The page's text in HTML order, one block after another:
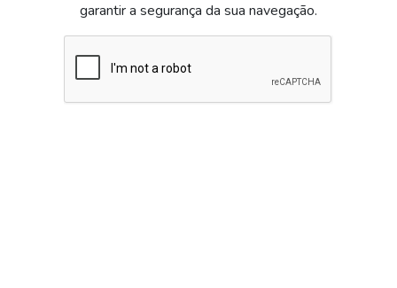
garantir a segurança da sua navegação.